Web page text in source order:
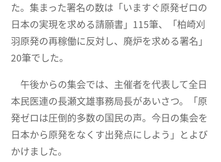
た。集まった署名の数は「いますぐ原発ゼロの
日本の実現を求める請願書」115筆、「柏崎刈
羽原発の再稼働に反対し、廃炉を求める署名」
20筆でした。
午後からの集会では、主催者を代表して全日
本民医連の長瀬文雄事務局長があいさつ。「原
発ゼロは圧倒的多数の国民の声。今日の集会を
日本から原発をなくす出発点にしよう」とよび
かけました。